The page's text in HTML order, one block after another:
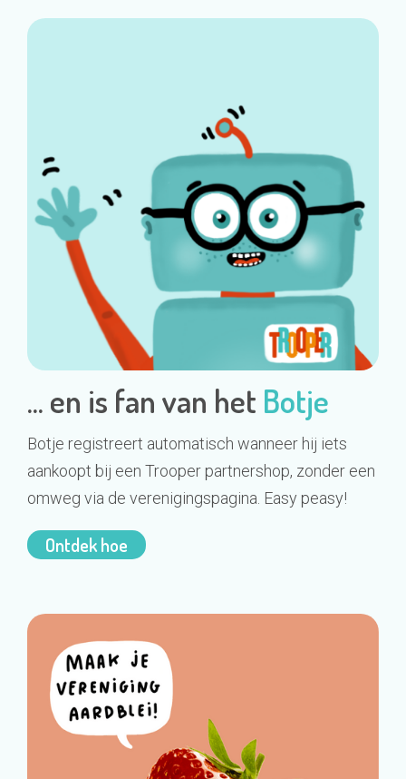
... en is fan van het Botje
Botje registreert automatisch wanneer hij iets
aankoopt bij een Trooper partnershop, zonder een
omweg via de verenigingspagina. Easy peasy!
Ontdek hoe